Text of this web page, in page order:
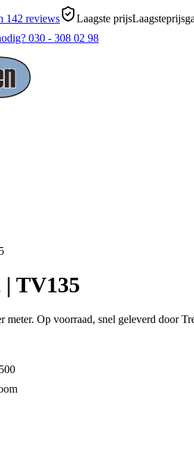
142 reviews Laagste prijs
030 - 308 02 98
TV135
Op voorraad, snel geleverd door